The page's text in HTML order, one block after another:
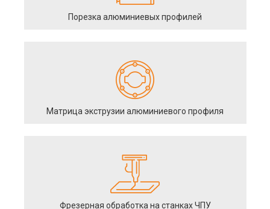
Порезка алюминиевых профилей
Матрица экструзии алюминиевого профиля
Фрезерная обработка на станках ЧПУ